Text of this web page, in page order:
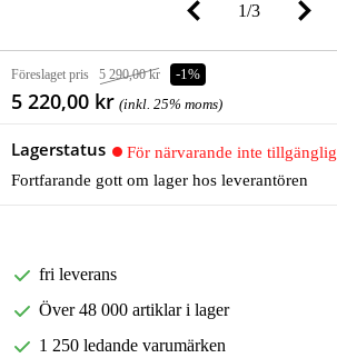
1/3
Föreslaget pris 5 290,00 kr -1%
5 220,00 kr (inkl. 25% moms)
Lagerstatus
För närvarande inte tillgänglig
Fortfarande gott om lager hos leverantören
fri leverans
Över 48 000 artiklar i lager
1 250 ledande varumärken